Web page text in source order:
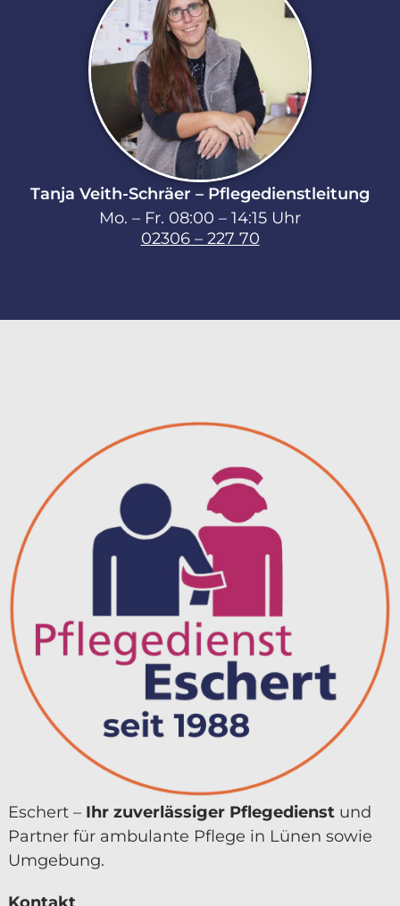
Tanja Veith-Schräer – Pflegedienstleitung
Mo. – Fr. 08:00 – 14:15 Uhr
02306 – 227 70
Eschert – Ihr zuver­lässiger Pflegedienstund
Partner für ambulante Pflege in Lünen sowie
Umgebung.